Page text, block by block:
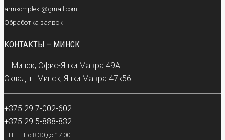
armkomplekt@gmail.com
Обработка заявок
КОНТАКТЫ – МИНСК
г. Минск, Офис-Янки Мавра 49А
Склад: г. Минск, Янки Мавра 47к56
+375 29 7-002-602
+375 29 5-888-832
ПН - ПТ с 8:30 до 17:00